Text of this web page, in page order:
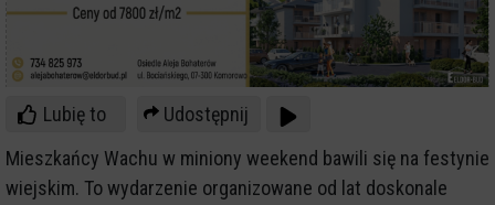
Lubię to
Udostępnij
Mieszkańcy Wachu w miniony weekend bawili się na festynie
wiejskim. To wydarzenie organizowane od lat doskonale